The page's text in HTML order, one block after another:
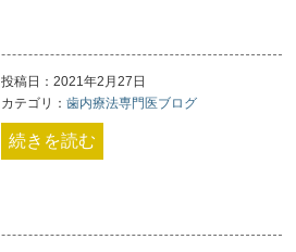
投稿日：2021年2月27日
カテゴリ： 歯内療法専門医ブログ
続きを読む